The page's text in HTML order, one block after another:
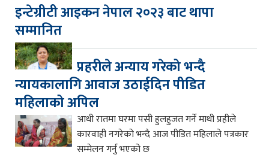
इन्टेग्रीटी आइकन नेपाल २०२३ बाट थापा
सम्मानित
प्रहरीले अन्याय गरेको भन्दै
न्यायकालागि आवाज उठाईदिन पीडित
महिलाको अपिल
आधी रातमा घरमा पसी हुलहुजत गर्ने माथी प्रहीले
कारवाही नगरेको भन्दै आज पीडित महिलाले पत्रकार
सम्मेलन गर्नु भएको छ